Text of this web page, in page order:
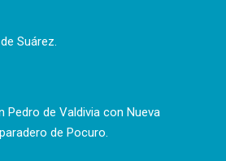
Suárez.
Pedro de Valdivia con Nueva
de Pocuro.